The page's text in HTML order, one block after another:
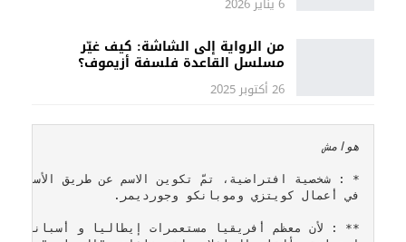
من الرواية إلى الشاشة: كيف غيّر
مسلسل القاعدة فلسفة أزيموف؟
26 أكتوبر 2025
هوامش